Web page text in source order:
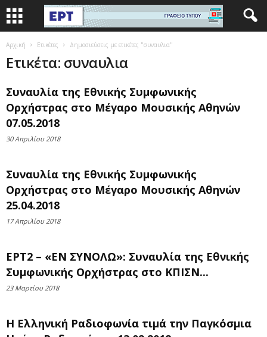
Αρχική Ετικέτες Δημοσιεύσεις με ετικέτες "συναυλια"
Ετικέτα: συναυλια
Συναυλία της Εθνικής Συμφωνικής
Ορχήστρας στο Μέγαρο Μουσικής Αθηνών
07.05.2018
30 Απριλίου 2018
Συναυλία της Εθνικής Συμφωνικής
Ορχήστρας στο Μέγαρο Μουσικής Αθηνών
25.04.2018
17 Απριλίου 2018
ΕΡΤ2 – «ΕΝ ΣΥΝΟΛΩ»: Συναυλία της Εθνικής
Συμφωνικής Ορχήστρας στο ΚΠΙΣΝ...
23 Μαρτίου 2018
Η Ελληνική Ραδιοφωνία τιμά την Παγκόσμια